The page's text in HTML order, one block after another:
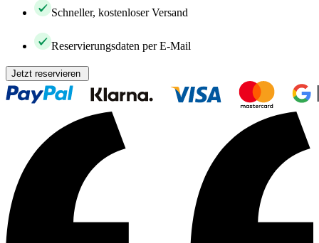
Schneller, kostenloser Versand
Reservierungsdaten per E-Mail
Jetzt reservieren